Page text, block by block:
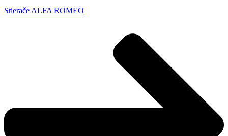
Stierače ALFA ROMEO